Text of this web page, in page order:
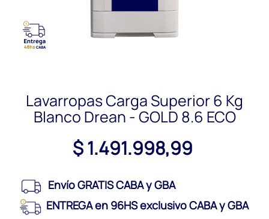
Lavarropas Carga Superior 6 Kg
Blanco Drean - GOLD 8.6 ECO
$ 1.491.998,99
Envío GRATIS CABA y GBA
ENTREGA en 96HS exclusivo CABA y GBA